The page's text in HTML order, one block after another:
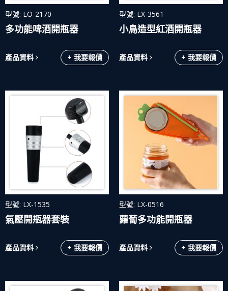
型號: LO-2170
多功能啤酒開瓶器
產品資料 + 我要報價
型號: LX-3561
小鳥造型紅酒開瓶器
產品資料 + 我要報價
型號: LX-1535
氣壓開瓶器套裝
產品資料 + 我要報價
型號: LX-0516
蘿蔔多功能開瓶器
產品資料 + 我要報價